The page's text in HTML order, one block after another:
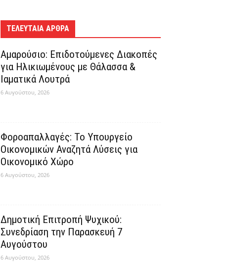
ΤΕΛΕΥΤΑΊΑ ΆΡΘΡΑ
Αμαρούσιο: Επιδοτούμενες Διακοπές
για Ηλικιωμένους με Θάλασσα &
Ιαματικά Λουτρά
6 Αυγούστου, 2026
Φοροαπαλλαγές: Το Υπουργείο
Οικονομικών Αναζητά Λύσεις για
Οικονομικό Χώρο
6 Αυγούστου, 2026
Δημοτική Επιτροπή Ψυχικού:
Συνεδρίαση την Παρασκευή 7
Αυγούστου
6 Αυγούστου, 2026